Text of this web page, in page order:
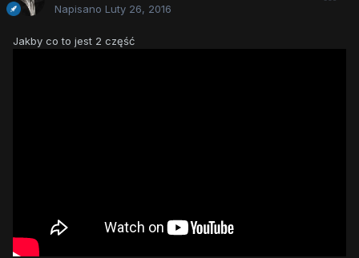
Napisano Luty 26, 2016
Jakby co to jest 2 część